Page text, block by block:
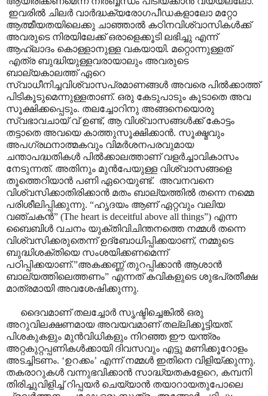
ഇവരിൽ ചിലർ വാർദ്ധക്യരോഗപീഡകളാലോ മറ്റോ
ആത്മീയതയിലെക്കു ചാഞ്ഞാൽ കഠിനവിശ്വാസികൾക്ക്
അവരുടെ നിരയിലേക്ക് ഒരാളെക്കൂടി ലഭിച്ചു എന്ന്
ആഹ്ലാദം കൊള്ളാനുള്ള വകയായി. മറ്റൊന്നുള്ളത്
എത്ര ബുദ്ധിയുള്ളവരായാലും അവരുടെ
ബാല്യകാലത്ത് ഏറെ
സ്വാധീനിച്ചവിശ്വാസപ്രമാണങ്ങൾ അവരെ പിൽക്കാത്ത്
പിടികൂടുമെന്നുള്ളതാണ്. ഒരു കേടുപാടും കൂടാതെ അവ
സൂക്ഷിക്കപ്പെടും. തലച്ചോറിനു അങ്ങനെയൊരു
സ്വഭാവചായ് വ് ഉണ്ട്, ആ വിശ്വാസങ്ങൾക്ക് കോട്ടം
തട്ടാതെ അവയെ കാത്തുസൂക്ഷിക്കാൻ. സൂക്ഷ്മവും
അപഗ്രഥനാത്മകവും വിമർശനപരവുമായ
ചന്താപദ്ധതികൾ പിൽക്കാലത്താണ് വളർച്ചാവികാസം
നേടുന്നത്. അതിനും മുൻപേയുള്ള വിശ്വാസങ്ങളെ
തൂത്തെറിയാൻ പണി ഏറെയുണ്ട്. അവനവനെ
വിശ്വസിക്കാതിരിക്കാൻ മതം ബാല്യത്തിൽ തന്നെ നമ്മെ
പരിശീലിപ്പിക്കുന്നു. “ഹൃദയം ആണ് ഏറ്റവും വലിയ
വഞ്ചകൻ” (The heart is deceitful above all things”) എന്ന
ബൈബിൾ വചനം യുക്തിവിചിന്തനത്തെ നമ്മൾ തന്നെ
വിശ്വസിക്കരുതെന്ന് ഉദ്ബോധിപ്പിക്കയാണ്, നമ്മുടെ
ബുദ്ധിശക്തിയെ സംശയിക്കണമെന്ന്
പഠിപ്പിക്കയാണ്.”അകക്കണ്ണ് തുറപ്പിക്കാൻ ആശാൻ
ബാല്യത്തിലെത്തണം” എന്നത് കവികളുടെ ശുഭപ്രതീക്ഷ
മാത്രമായി അവശേഷിക്കുന്നു.
ദൈവമാണ് തലച്ചോർ സൃഷ്ടിച്ചെങ്കിൽ ഒരു
അറുവിലക്ഷണമായ അവയവമാണ് തല്ലിക്കൂട്ടിയത്.
പിശകുകളും മുൻവിധികളും നിറഞ്ഞ ഈ യന്ത്രം
അറ്റകുറ്റപ്പണികൾക്കായി ദിവസവും എട്ടു മണിക്കൂറോളം
അടച്ചിടണം. ‘ഉറക്കം’ എന്ന് നമ്മൾ ഇതിനെ വിളിയ്ക്കുന്നു.
തകരാറുകൾ വന്നുഭവിക്കാൻ സാദ്ധ്യതകളേറെ, കമ്പനി
തിരിച്ചുവിളിച്ച് റിപ്പയർ ചെയ്യാൻ തയാറായതുപോലെ